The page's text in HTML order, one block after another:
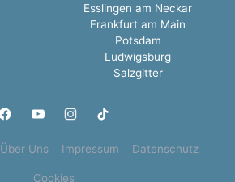
Esslingen am Neckar
Frankfurt am Main
Potsdam
Ludwigsburg
Salzgitter
Über Uns Impressum Datenschutz
Cookies